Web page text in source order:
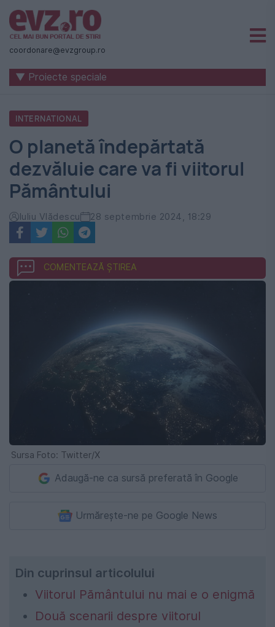
Știri
naționale
internaționale
România
-
Evenimentul
Zilei
coordonare@evzgroup.ro
▼ Proiecte speciale
INTERNATIONAL
O planetă îndepărtată
dezvăluie care va fi viitorul
Pământului
Iuliu Vlădescu 28 septembrie 2024, 18:29
COMENTEAZĂ ȘTIREA
Sursa Foto: Twitter/X
Adaugă-ne ca sursă preferată în Google
Urmărește-ne pe Google News
Din cuprinsul articolului
Viitorul Pământului nu mai e o enigmă
Două scenarii despre viitorul